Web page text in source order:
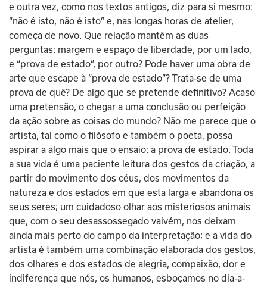
e outra vez, como nos textos antigos, diz para si mesmo:
“não é isto, não é isto” e, nas longas horas de atelier,
começa de novo. Que relação mantêm as duas
perguntas: margem e espaço de liberdade, por um lado,
e “prova de estado”, por outro? Pode haver uma obra de
arte que escape à “prova de estado”? Trata-se de uma
prova de quê? De algo que se pretende definitivo? Acaso
uma pretensão, o chegar a uma conclusão ou perfeição
da ação sobre as coisas do mundo? Não me parece que o
artista, tal como o filósofo e também o poeta, possa
aspirar a algo mais que o ensaio: a prova de estado. Toda
a sua vida é uma paciente leitura dos gestos da criação, a
partir do movimento dos céus, dos movimentos da
natureza e dos estados em que esta larga e abandona os
seus seres; um cuidadoso olhar aos misteriosos animais
que, com o seu desassossegado vaivém, nos deixam
ainda mais perto do campo da interpretação; e a vida do
artista é também uma combinação elaborada dos gestos,
dos olhares e dos estados de alegria, compaixão, dor e
indiferença que nós, os humanos, esboçamos no dia-a-